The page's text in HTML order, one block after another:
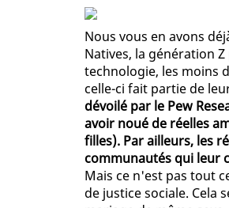
Nous vous en avons
Natives, la génération
technologie, les moins
celle-ci fait partie de
dévoilé par le Pew
avoir noué de réelles
filles). Par ailleurs, les
communautés qui leur
Mais ce n'est pas tout
de justice sociale. Cela